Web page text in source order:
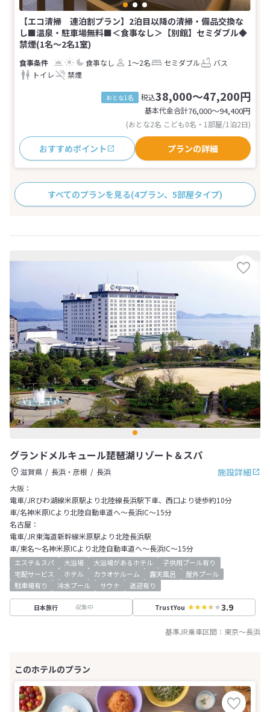
【エコ清掃 連泊割プラン】2泊目以降の清掃・備品交換な
し■温泉・駐車場無料■＜食事なし＞【別館】セミダブル◆
禁煙(1名～2名1室)
食事なし 1～2名 セミダブル
バス
トイレ
禁煙
おとな1名 税込38,000～47,200円
基本代金合計76,000〜94,400円
(おとな2名 こども0名・1部屋/1泊2日)
おすすめポイント プランの詳細
すべてのプランを見る(4プラン、5部屋タイプ)
グランドメルキュール琵琶湖リゾート＆スパ
施設詳細
滋賀県 長浜・彦根
長浜
大阪：
電車/JRびわ湖線米原駅より北陸線長浜駅下車、西口より徒歩約10分
車/名神米原ICより北陸自動車道へ～長浜IC～15分
名古屋：
電車/JR東海道新幹線米原駅より北陸長浜駅
車/東名～名神米原ICより北陸自動車道へ～長浜IC～15分
エステ＆スパ 大浴場 大浴場があるホテル
子供用プール有り
宅配サービス
ホテル カラオケルーム 露天風呂
屋外プール
駐車場有り
冷水プール サウナ 送迎有り
日本旅行 収集中 TrustYou 3.9
基準JR乗車区間： 東京～長浜